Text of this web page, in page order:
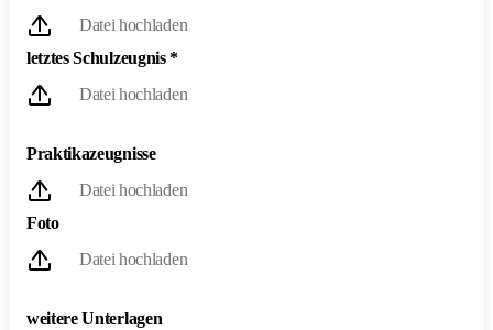
Datei hochladen
letztes Schulzeugnis*
Datei hochladen
Praktikazeugnisse
Datei hochladen
Foto
Datei hochladen
weitere Unterlagen